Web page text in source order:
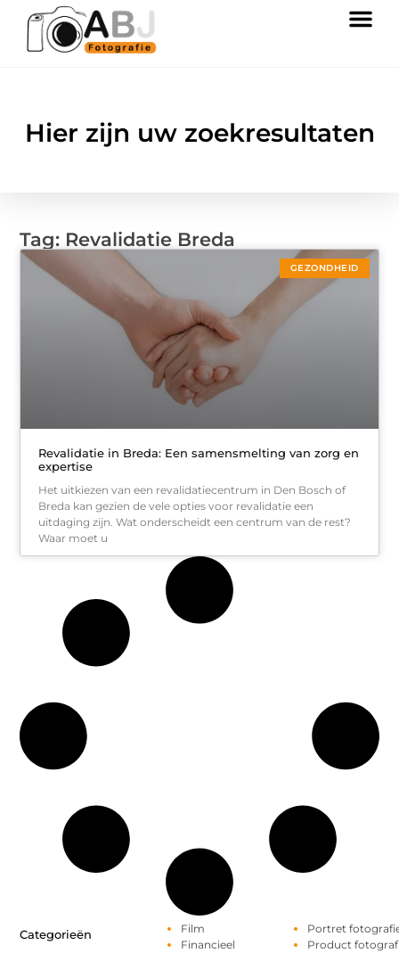
Hier zijn uw zoekresultaten
Tag: Revalidatie Breda
GEZONDHEID
Revalidatie in Breda: Een samensmelting van zorg en
expertise
Het uitkiezen van een revalidatiecentrum in Den Bosch of
Breda kan gezien de vele opties voor revalidatie een
uitdaging zijn. Wat onderscheidt een centrum van de rest?
Waar moet u
Categorieën
Film
Financieel
Portret
Product